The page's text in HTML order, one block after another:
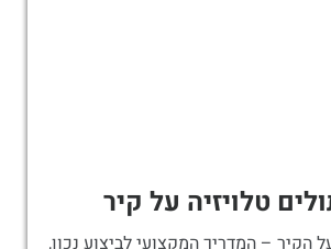
טלויזיה על קיר
הקיר – המדריך המקצועי לביצוע נכון,